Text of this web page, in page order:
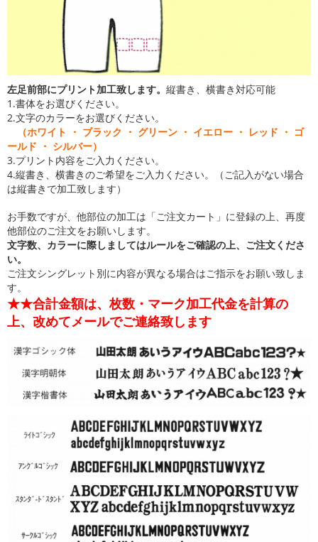
左足前部にプリント加工致します。 縦書き、横書き対応可能
1.書体をお選びください。
2.文字のカラーをお選びください。
（ホワイト ・ ブラック ・ グリーン ・ イエロー ・ レッド ・ ゴ
ールド ・ シルバー）
3.プリント内容をご入力ください。
4.縦書き、横書きのご希望をご入力ください。（ご記入がない場合
は縦書きで加工致します）
お手数ですが、他部位の加工は「ご注文カート」に登録の上、再度
他部位のご注文をお願いします。
文字数、カラーに際しましてはルールをご確認の上、ご注文くださ
い。
ご注文シングレット別に内容が異なる場合はご指示をお願い致しま
す。
★★合計金額は、枚数・マーク加工代金を計算の
上、改めてメールでご連絡致します